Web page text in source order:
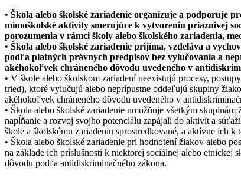
• Škola alebo školské zariadenie organizuje a podporuje
mimoškolské aktivity smerujúce k vytvoreniu priaznivej
porozumenia v rámci školy alebo školského zariadenia,
• Škola alebo školské zariadenie prijíma, vzdeláva a
podľa platných právnych predpisov bez vylučovania a
akéhokoľvek chráneného dôvodu uvedeného v
• V škole alebo školskom zariadení neexistujú procesy,
tried), ktoré vylučujú alebo neprípustne oddeľujú skupiny
akéhokoľvek chráneného dôvodu uvedeného v
• Škola alebo školské zariadenie umožňuje všetkým skupinám
napĺňanie a rozvoj svojho potenciálu zapájali do aktivít a
škole a školskému zariadeniu sprostredkované, a aktívne ich k
• Škola alebo školské zariadenie pri hodnotení žiakov alebo
na základe ich príslušnosti k niektorej sociálnej alebo etnickej
dôvodu podľa antidiskriminačného zákona.